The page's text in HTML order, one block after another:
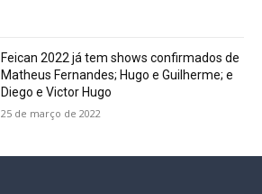
Feican 2022 já tem shows confirmados de
Matheus Fernandes; Hugo e Guilherme; e
Diego e Victor Hugo
25 de março de 2022